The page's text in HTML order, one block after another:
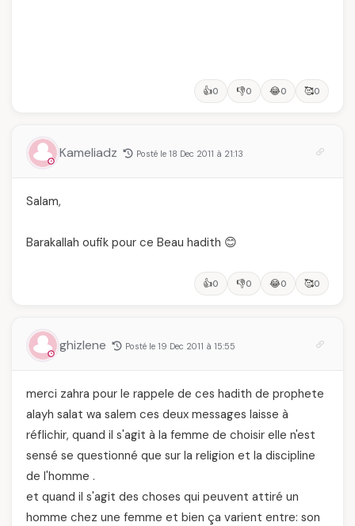
👍0 👎0 😂0 🥰0
Kameliadz Posté le 18 Dec 2011 à 21:13
Salam,
Barakallah oufik pour ce Beau hadith 😊
👍0 👎0 😂0 🥰0
ghizlene Posté le 19 Dec 2011 à 15:55
merci zahra pour le rappele de ces hadith de prophete
alayh salat wa salem ces deux messages laisse à
réflichir, quand il s'agit à la femme de choisir elle n'est
sensé se questionné que sur la religion et la discipline
de l'homme .
et quand il s'agit des choses qui peuvent attiré un
homme chez une femme et bien ça varient entre: son